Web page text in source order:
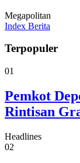
Megapolitan
Index Berita
Terpopuler
01
Pemkot
Rintisan
Headlines
02